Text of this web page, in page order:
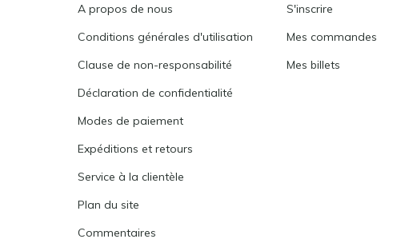
A propos de nous
Conditions générales d'utilisation
Clause de non-responsabilité
Déclaration de confidentialité
Modes de paiement
Expéditions et retours
Service à la clientèle
Plan du site
Commentaires
S'inscrire
Mes commandes
Mes billets